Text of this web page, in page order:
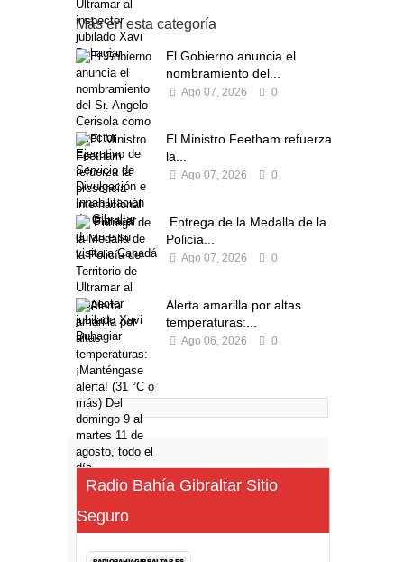
Más en esta categoría
El Gobierno anuncia el
nombramiento del...
Ago 07, 2026 0
El Ministro Feetham refuerza
la...
Ago 07, 2026 0
Entrega de la Medalla de la
Policía...
Ago 07, 2026 0
Alerta amarilla por altas
temperaturas:...
Ago 06, 2026 0
Radio Bahía Gibraltar Sitio
Seguro